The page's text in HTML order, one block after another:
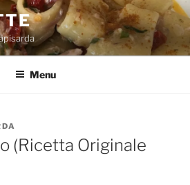
Menu
(Ricetta Originale